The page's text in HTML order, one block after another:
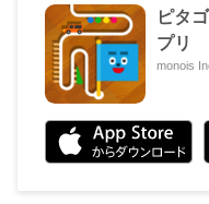
ピタ
プリ
monois